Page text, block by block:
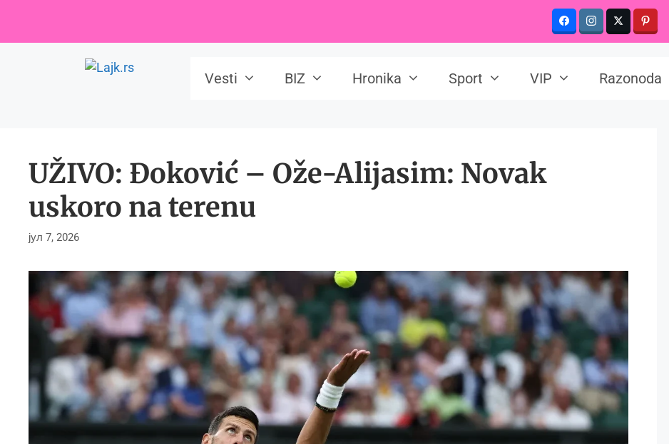
content
Vesti BIZ Hronika Sport VIP Razonoda
UŽIVO: Đoković – Ože-Alijasim: Novak
uskoro na terenu
јул 7, 2026